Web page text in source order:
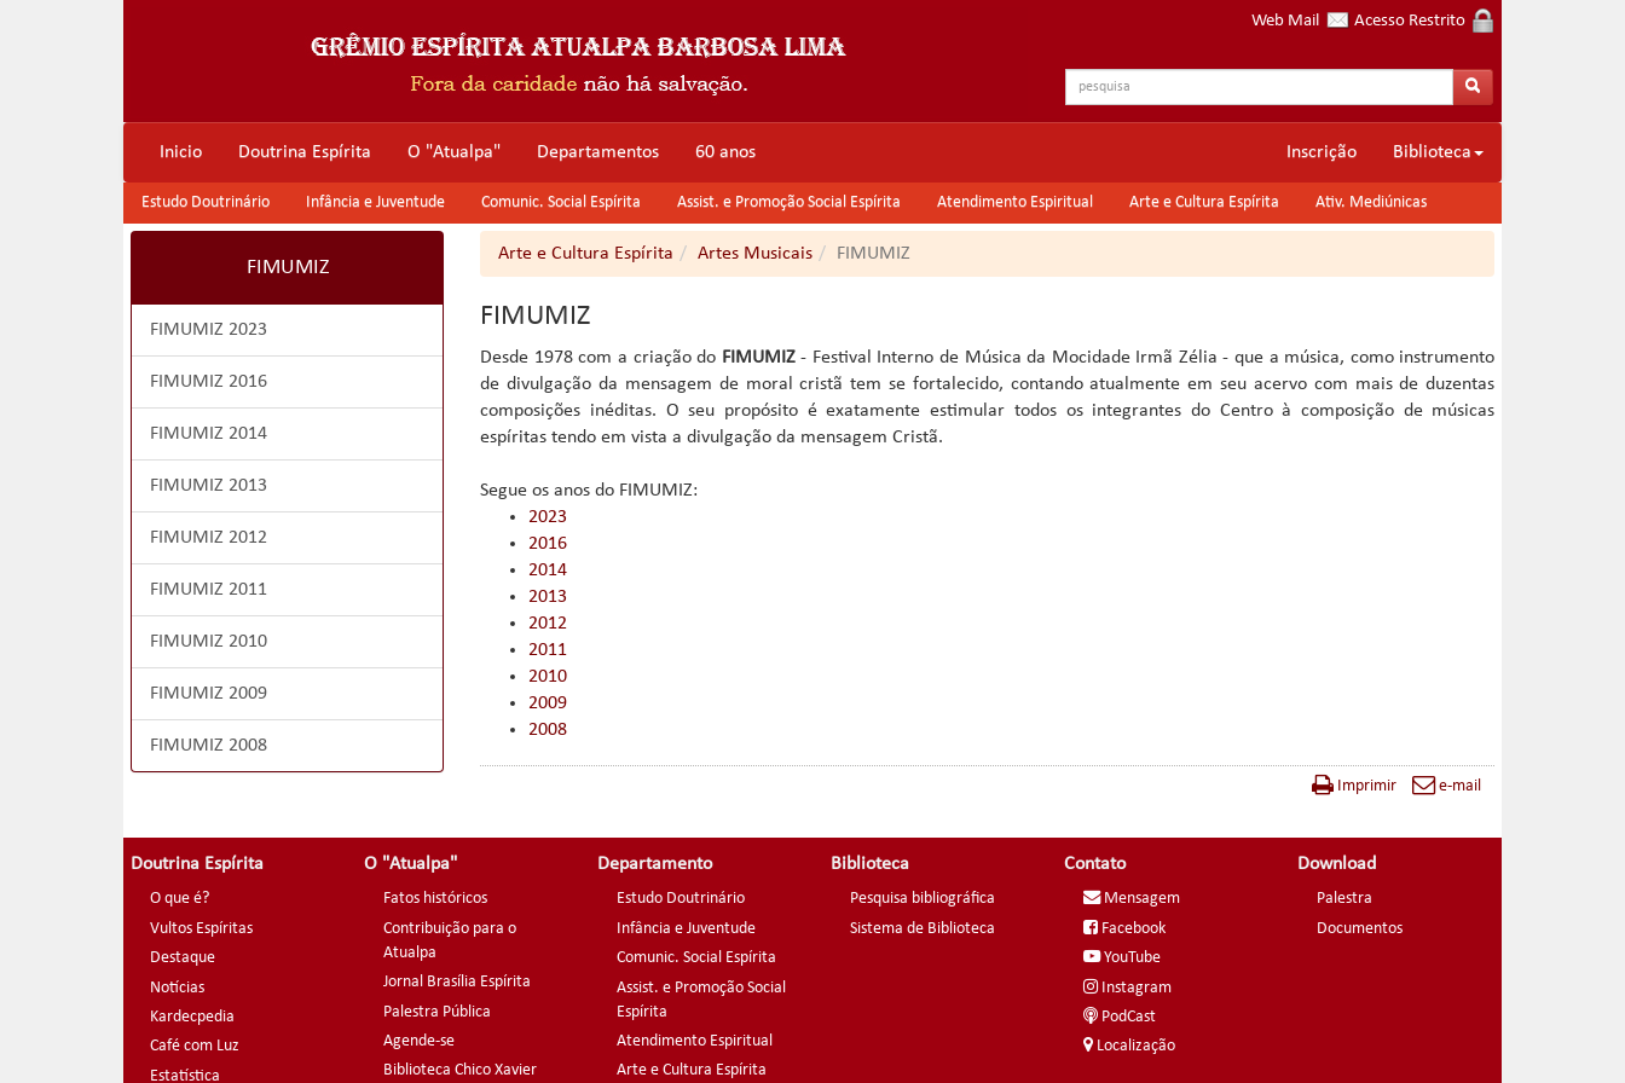
Web Mail Acesso Restrito
Inicio Doutrina Espírita O "Atualpa" Departamentos 60 anos Inscrição Biblioteca
Estudo Doutrinário Infância e Juventude Comunic. Social Espírita Assist. e Promoção Social Espírita Atendimento Espiritual Arte e Cultura Espírita Ativ. Mediúnicas
FIMUMIZ
FIMUMIZ 2023
FIMUMIZ 2016
FIMUMIZ 2014
FIMUMIZ 2013
FIMUMIZ 2012
FIMUMIZ 2011
FIMUMIZ 2010
FIMUMIZ 2009
FIMUMIZ 2008
Arte e Cultura Espírita Artes Musicais FIMUMIZ
FIMUMIZ
Desde 1978 com a criação do FIMUMIZ- Festival Interno de Música da Mocidade Irmã Zélia - que a música, como instrumento
de divulgação da mensagem de moral cristã tem se fortalecido, contando atualmente em seu acervo com mais de duzentas
composições inéditas. O seu propósito é exatamente estimular todos os integrantes do Centro à composição de músicas
espíritas tendo em vista a divulgação da mensagem Cristã.
Segue os anos do FIMUMIZ:
2023
2016
2014
2013
2012
2011
2010
2009
2008
Imprimir e-mail
Doutrina Espírita
O que é?
Vultos Espíritas
Destaque
Notícias
Kardecpedia
Café com Luz
Estatística
O "Atualpa"
Fatos históricos
Contribuição para o
Atualpa
Jornal Brasília Espírita
Palestra Pública
Agende-se
Biblioteca Chico Xavier
Departamento
Estudo Doutrinário
Infância e Juventude
Comunic. Social Espírita
Assist. e Promoção Social
Espírita
Atendimento Espiritual
Arte e Cultura Espírita
Biblioteca
Pesquisa bibliográfica
Sistema de Biblioteca
Contato
Mensagem
Facebook
YouTube
Instagram
PodCast
Localização
Download
Palestra
Documentos